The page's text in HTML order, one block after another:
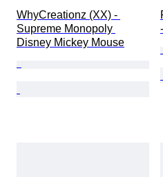
WhyCreationz (XX) -
Supreme Monopoly
Disney Mickey Mouse